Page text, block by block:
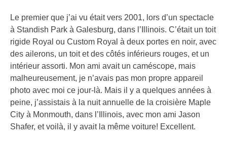
Le premier que j’ai vu était vers 2001, lors d’un spectacle
à Standish Park à Galesburg, dans l’Illinois. C’était un toit
rigide Royal ou Custom Royal à deux portes en noir, avec
des ailerons, un toit et des côtés inférieurs rouges, et un
intérieur assorti. Mon ami avait un caméscope, mais
malheureusement, je n’avais pas mon propre appareil
photo avec moi ce jour-là. Mais il y a quelques années à
peine, j’assistais à la nuit annuelle de la croisière Maple
City à Monmouth, dans l’Illinois, avec mon ami Jason
Shafer, et voilà, il y avait la même voiture! Excellent.